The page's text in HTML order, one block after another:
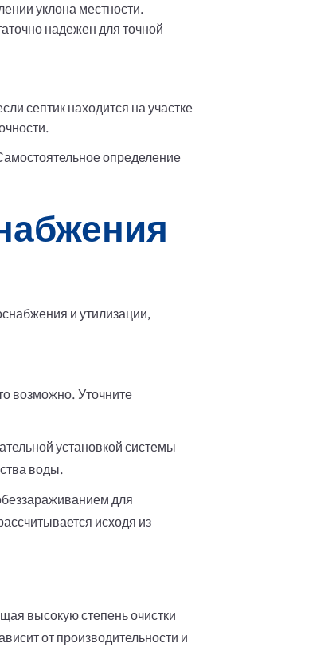
уклона местности.
надежен для точной
септик находится на участке
определение
и утилизации,
возможно. Уточните
установкой системы
воды.
для
исходя из
высокую степень очистки
от производительности и